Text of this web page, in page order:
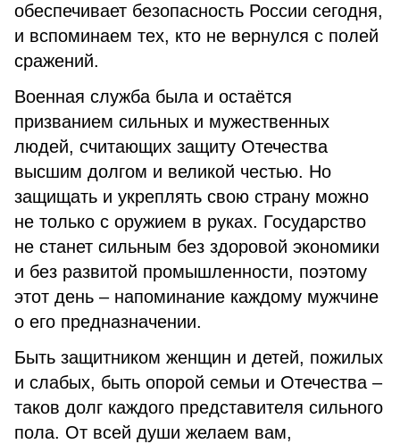
обеспечивает безопасность России сегодня,
и вспоминаем тех, кто не вернулся с полей
сражений.
Военная служба была и остаётся
призванием сильных и мужественных
людей, считающих защиту Отечества
высшим долгом и великой честью. Но
защищать и укреплять свою страну можно
не только с оружием в руках. Государство
не станет сильным без здоровой экономики
и без развитой промышленности, поэтому
этот день – напоминание каждому мужчине
о его предназначении.
Быть защитником женщин и детей, пожилых
и слабых, быть опорой семьи и Отечества –
таков долг каждого представителя сильного
пола. От всей души желаем вам,